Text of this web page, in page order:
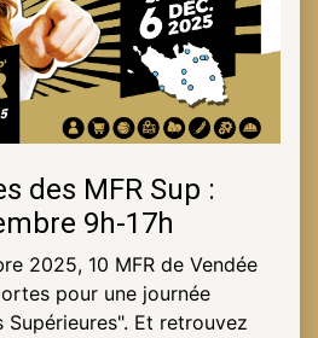
des MFR Sup :
9h-17h
2025, 10 MFR de Vendée
pour une journée
Supérieures". Et retrouvez